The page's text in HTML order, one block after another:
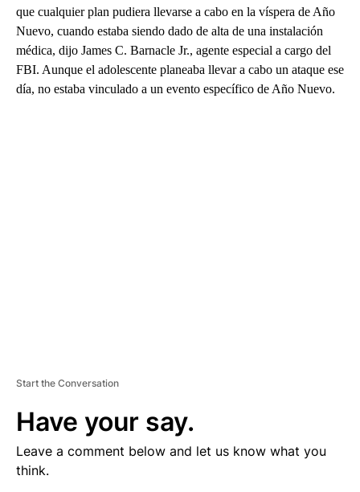
que cualquier plan pudiera llevarse a cabo en la víspera de Año
Nuevo, cuando estaba siendo dado de alta de una instalación
médica, dijo James C. Barnacle Jr., agente especial a cargo del
FBI. Aunque el adolescente planeaba llevar a cabo un ataque ese
día, no estaba vinculado a un evento específico de Año Nuevo.
Start the Conversation
Have your say.
Leave a comment below and let us know what you
think.